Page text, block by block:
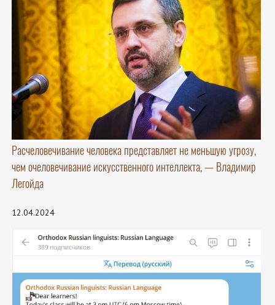
Расчеловечивание человека представляет не меньшую угрозу,
чем очеловечивание искусственного интеллекта, — Владимир
Легойда
12.04.2024